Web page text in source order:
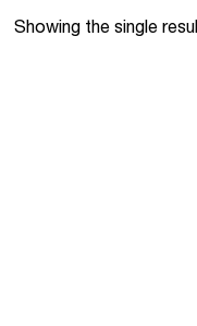
Showing the single